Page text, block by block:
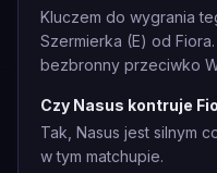
Kluczem do wygrania
Szermierka (E) od
bezbronny przeciwko
Czy Nasus kontruje
Tak, Nasus jest silnym
w tym matchupie.